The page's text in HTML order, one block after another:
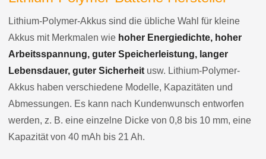
Lithium-Polymer-Akkus sind die übliche Wahl für kleine
Akkus mit Merkmalen wie hoher Energiedichte, hoher
Arbeitsspannung, guter Speicherleistung, langer
Lebensdauer, guter Sicherheit usw. Lithium-Polymer-
Akkus haben verschiedene Modelle, Kapazitäten und
Abmessungen. Es kann nach Kundenwunsch entworfen
werden, z. B. eine einzelne Dicke von 0,8 bis 10 mm, eine
Kapazität von 40 mAh bis 21 Ah.